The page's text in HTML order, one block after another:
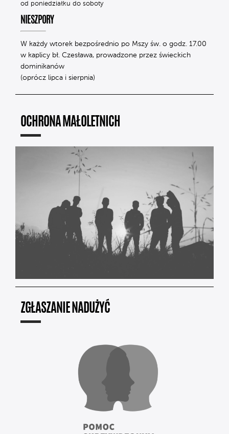
od poniedziałku do soboty
NIESZPORY
W każdy wtorek bezpośrednio po Mszy św. o godz. 17.00
w kaplicy bł. Czesława, prowadzone przez świeckich
dominikanów
(oprócz lipca i sierpnia)
OCHRONA MAŁOLETNICH
ZGŁASZANIE NADUŻYĆ